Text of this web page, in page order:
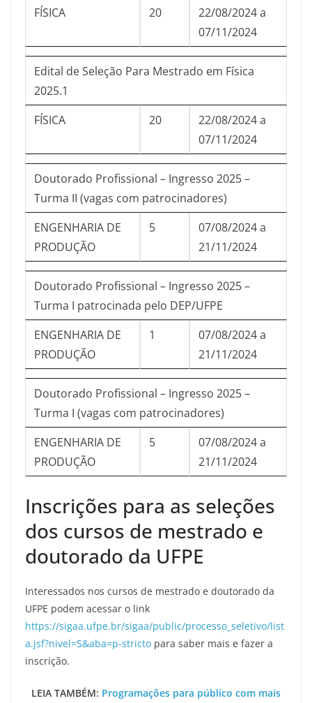
FÍSICA
20
22/08/2024 a
07/11/2024
Edital de Seleção Para Mestrado em Física
2025.1
FÍSICA
20
22/08/2024 a
07/11/2024
Doutorado Profissional – Ingresso 2025 –
Turma II (vagas com patrocinadores)
ENGENHARIA DE
PRODUÇÃO
5
07/08/2024 a
21/11/2024
Doutorado Profissional – Ingresso 2025 –
Turma I patrocinada pelo DEP/UFPE
ENGENHARIA DE
PRODUÇÃO
1
07/08/2024 a
21/11/2024
Doutorado Profissional – Ingresso 2025 –
Turma I (vagas com patrocinadores)
ENGENHARIA DE
PRODUÇÃO
5
07/08/2024 a
21/11/2024
Inscrições para as seleções
dos cursos de mestrado e
doutorado da UFPE
Interessados nos cursos de mestrado e doutorado da
UFPE podem acessar o link
https://sigaa.ufpe.br/sigaa/public/processo_seletivo/list
a.jsf?nivel=S&aba=p-stricto para saber mais e fazer a
inscrição.
LEIA TAMBÉM: Programações para público com mais